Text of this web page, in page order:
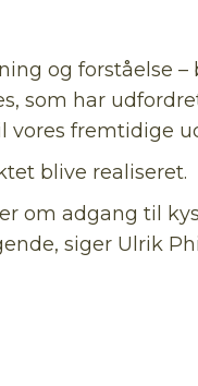
og forståelse –
som har
fremtidige
blive realiseret.
om adgang til
siger Ulrik